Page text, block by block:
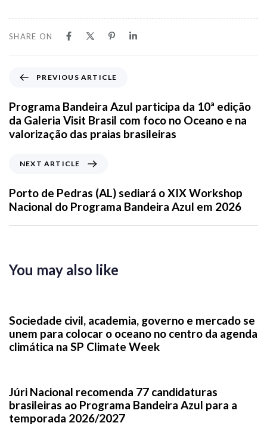
SHARE ON
PREVIOUS ARTICLE
Programa Bandeira Azul participa da 10ª edição
da Galeria Visit Brasil com foco no Oceano e na
valorização das praias brasileiras
NEXT ARTICLE
Porto de Pedras (AL) sediará o XIX Workshop
Nacional do Programa Bandeira Azul em 2026
You may also like
Sociedade civil, academia, governo e mercado se
unem para colocar o oceano no centro da agenda
climática na SP Climate Week
Júri Nacional recomenda 77 candidaturas
brasileiras ao Programa Bandeira Azul para a
temporada 2026/2027